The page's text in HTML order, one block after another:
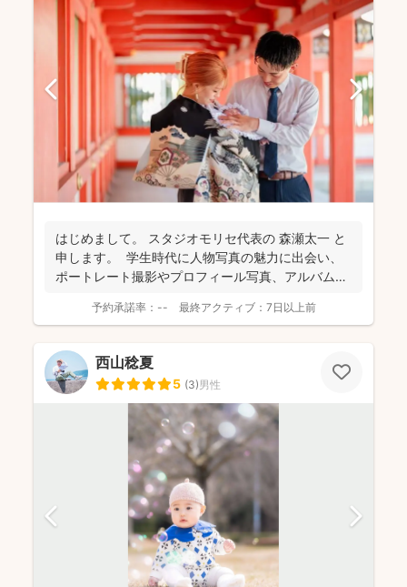
はじめまして。 スタジオモリセ代表の 森瀬太一 と
申します。 学生時代に人物写真の魅力に出会い、
ポートレート撮影やプロフィール写真、アルバム
予約承諾率： -- 最終アクティブ： 7日以上前
西山稔夏
5 (3)男性